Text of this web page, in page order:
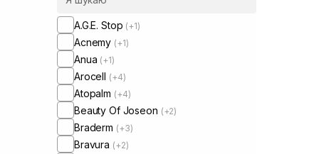
A.G.E. Stop (+1)
Acnemy (+1)
Anua (+1)
Arocell (+4)
Atopalm (+4)
Beauty Of Joseon (+2)
Braderm (+3)
Bravura (+2)